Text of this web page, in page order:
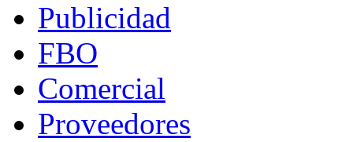
Publicidad
FBO
Comercial
Proveedores